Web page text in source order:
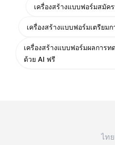
เครื่องสร้างแบบฟอร์มสมัค
เครื่องสร้างแบบฟอร์มเตรียม
เครื่องสร้างแบบฟอร์มผลการ
ด้วย AI ฟรี